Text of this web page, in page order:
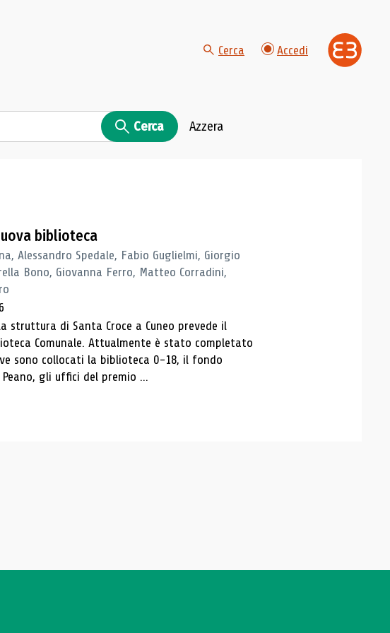
Cerca Accedi
Cerca Azzera
biblioteca
Alessandro Spedale, Fabio Guglielmi, Giorgio
Bono, Giovanna Ferro, Matteo Corradini,
di Santa Croce a Cuneo prevede il
Comunale. Attualmente è stato completato
sono collocati la biblioteca 0-18, il fondo
gli uffici del premio ...